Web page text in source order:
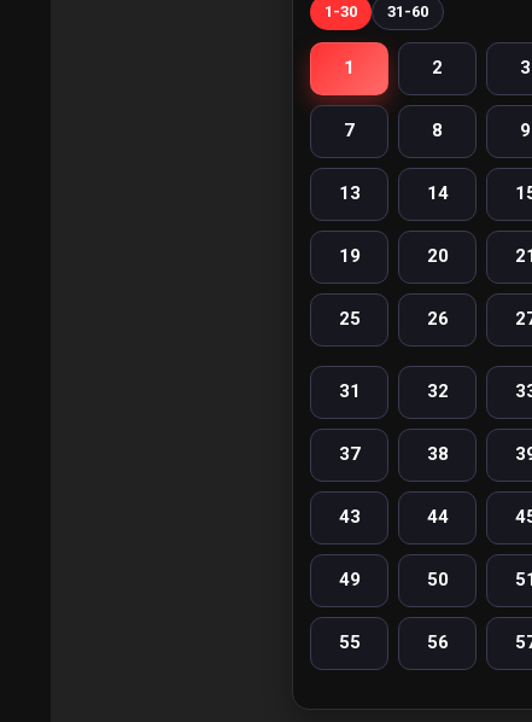
1-30 31-60
1 2 3
7 8 9
13 14
19 20
25 26
31 32
37 38
43 44
49 50
55 56